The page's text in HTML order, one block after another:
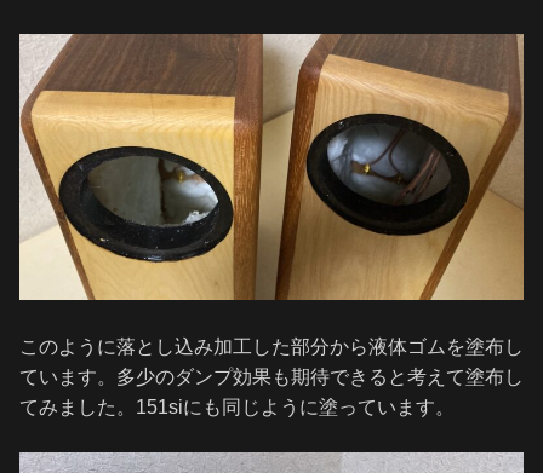
このように落とし込み加工した部分から液体ゴムを塗布し
ています。多少のダンプ効果も期待できると考えて塗布し
てみました。151siにも同じように塗っています。